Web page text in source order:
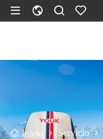
Inicio Servicio